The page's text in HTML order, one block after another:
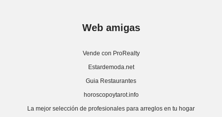
Web amigas
Vende con ProRealty
Estardemoda.net
Guia Restaurantes
horoscopoytarot.info
La mejor selección de profesionales para arreglos en tu hogar